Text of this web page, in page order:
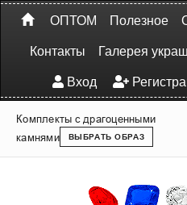
ОПТОМ Полезное
Контакты
Галерея
Вход
Комплекты с драгоценными
камнями
ВЫБРАТЬ ОБРАЗ